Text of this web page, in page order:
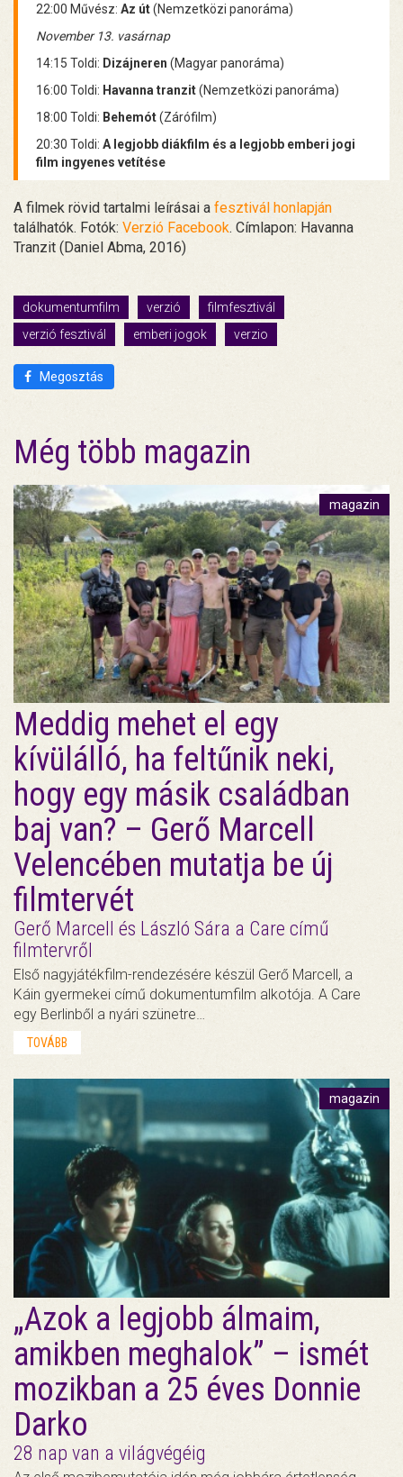
22:00 Művész: Az út(Nemzetközi panoráma)
November 13. vasárnap
14:15 Toldi: Dizájneren (Magyar panoráma)
16:00 Toldi: Havanna tranzit(Nemzetközi panoráma)
18:00 Toldi: Behemót(Zárófilm)
20:30 Toldi: A legjobb diákfilm és a legjobb emberi jogi
film ingyenes vetítése
A filmek rövid tartalmi leírásai a fesztivál honlapján
találhatók. Fotók: Verzió Facebook. Címlapon: Havanna
Tranzit (Daniel Abma, 2016)
dokumentumfilm verzió
filmfesztivál
verzió fesztivál
emberi jogok verzio
Megosztás
Még több magazin
magazin
Meddig mehet el egy
kívülálló, ha feltűnik neki,
hogy egy másik családban
baj van? – Gerő Marcell
Velencében mutatja be új
filmtervét
Gerő Marcell és László Sára a Care című
filmtervről
Első nagyjátékfilm-rendezésére készül Gerő Marcell, a
Káin gyermekei című dokumentumfilm alkotója. A Care
egy Berlinből a nyári szünetre…
TOVÁBB
magazin
„Azok a legjobb álmaim,
amikben meghalok” – ismét
mozikban a 25 éves Donnie
Darko
28 nap van a világvégéig